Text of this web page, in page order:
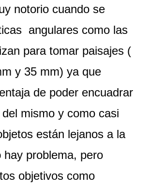
notorio cuando se
angulares como las
para tomar paisajes (
y 35 mm) ya que
de poder encuadrar
mismo y como casi
están lejanos a la
hay problema, pero
objetivos como